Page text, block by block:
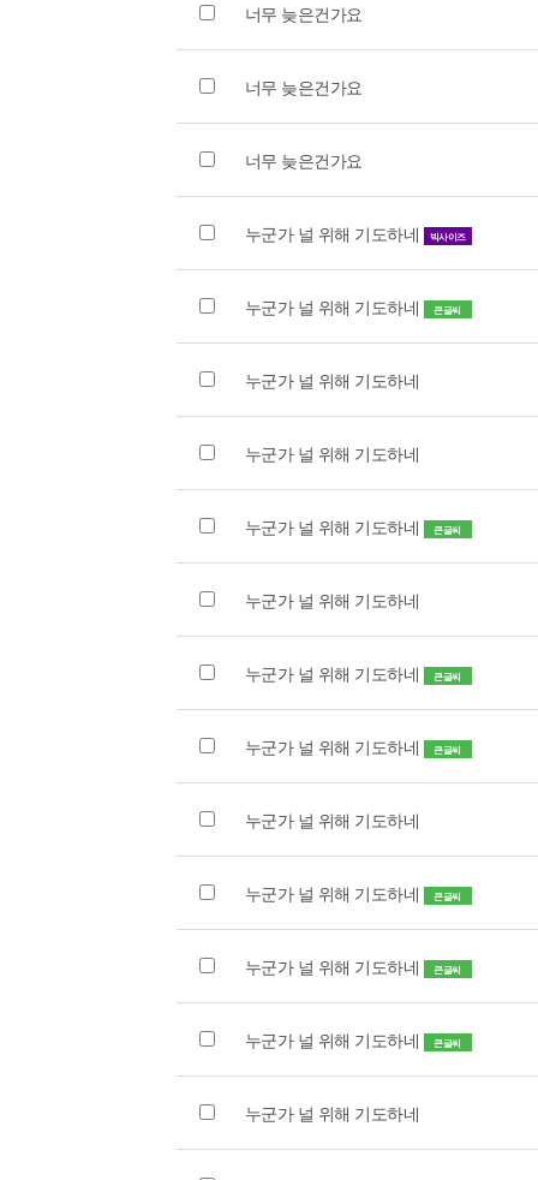
너무 늦은건가요
너무 늦은건가요
너무 늦은건가요
누군가 널 위해 기도하네 빅사이즈
누군가 널 위해 기도하네 큰글씨
누군가 널 위해 기도하네
누군가 널 위해 기도하네
누군가 널 위해 기도하네 큰글씨
누군가 널 위해 기도하네
누군가 널 위해 기도하네 큰글씨
누군가 널 위해 기도하네 큰글씨
누군가 널 위해 기도하네
누군가 널 위해 기도하네 큰글씨
누군가 널 위해 기도하네 큰글씨
누군가 널 위해 기도하네 큰글씨
누군가 널 위해 기도하네